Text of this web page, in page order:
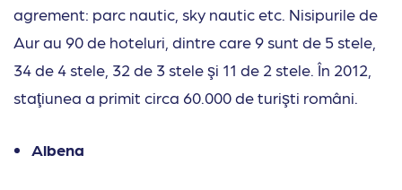
agrement: parc nautic, sky nautic etc. Nisipurile de
Aur au 90 de hoteluri, dintre care 9 sunt de 5 stele,
34 de 4 stele, 32 de 3 stele şi 11 de 2 stele. În 2012,
staţiunea a primit circa 60.000 de turişti români.
Albena